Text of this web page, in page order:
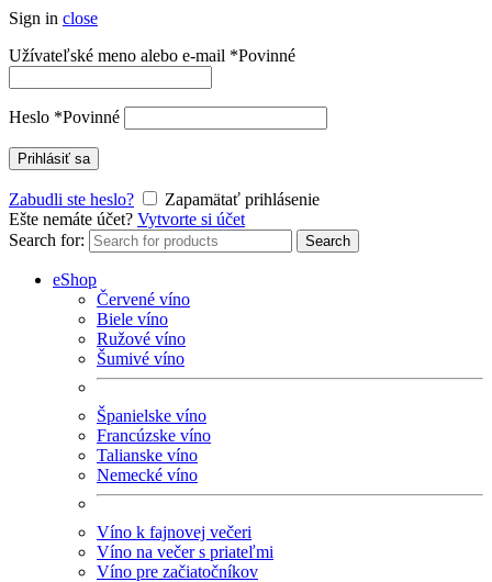
Sign in close
Užívateľské meno alebo e-mail *Povinné
Heslo *Povinné
Prihlásiť sa
Zabudli ste heslo?
Zapamätať prihlásenie
Ešte nemáte účet? Vytvorte si účet
Search for:
Search
eShop
Červené víno
Biele víno
Ružové víno
Šumivé víno
Španielske víno
Francúzske víno
Talianske víno
Nemecké víno
Víno k fajnovej večeri
Víno na večer s priateľmi
Víno pre začiatočníkov